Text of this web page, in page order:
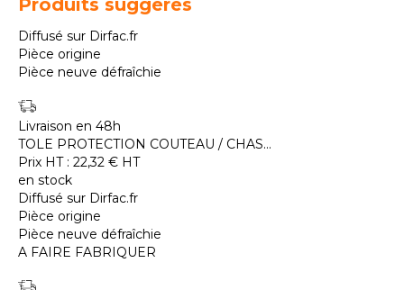
Produits suggérés
Diffusé sur Dirfac.fr
Pièce origine
Pièce neuve défraîchie
Livraison en 48h
TOLE PROTECTION COUTEAU / CHAS...
Prix HT : 22,32 € HT
en stock
Diffusé sur Dirfac.fr
Pièce origine
Pièce neuve défraîchie
A FAIRE FABRIQUER